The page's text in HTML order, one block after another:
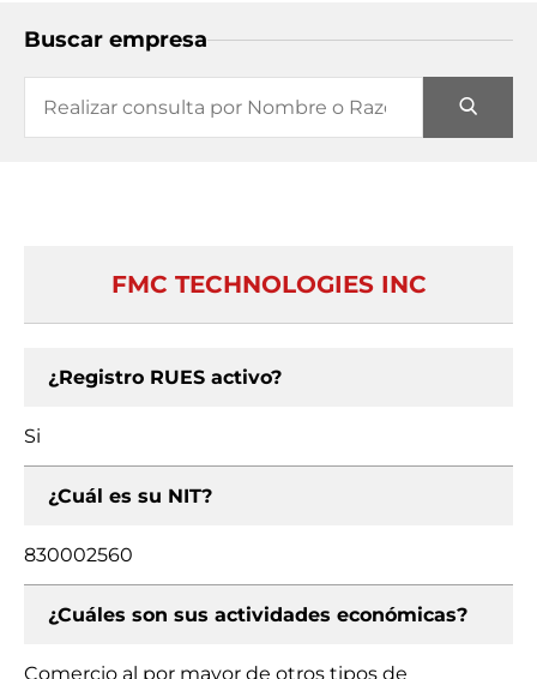
Buscar empresa
FMC TECHNOLOGIES INC
¿Registro RUES activo?
Si
¿Cuál es su NIT?
830002560
¿Cuáles son sus actividades económicas?
Comercio al por mayor de otros tipos de